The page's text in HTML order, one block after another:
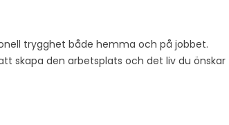
trygghet både hemma och på jobbet.
skapa den arbetsplats och det liv du önskar